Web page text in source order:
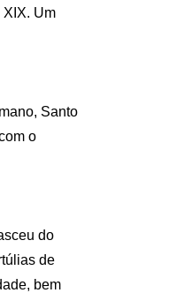
XIX. Um
Santo
o
do
de
bem